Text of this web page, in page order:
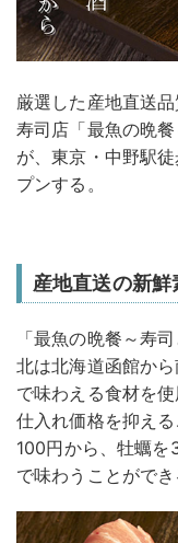
厳選した産地直送
寿司店「最魚の晩
が、東京・中野駅
プンする。
産地直送の新
「最魚の晩餐～寿
北は北海道函館か
で味わえる食材を
仕入れ価格を抑え
100円から、牡蠣
で味わうことができ